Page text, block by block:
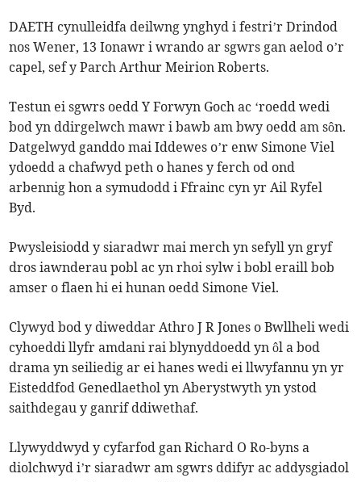
DAETH cynulleidfa deilwng ynghyd i festri’r Drindod
nos Wener, 13 Ionawr i wrando ar sgwrs gan aelod o’r
capel, sef y Parch Arthur Meirion Roberts.
Testun ei sgwrs oedd Y Forwyn Goch ac ‘roedd wedi
bod yn ddirgelwch mawr i bawb am bwy oedd am sôn.
Datgelwyd ganddo mai Iddewes o’r enw Simone Viel
ydoedd a chafwyd peth o hanes y ferch od ond
arbennig hon a symudodd i Ffrainc cyn yr Ail Ryfel
Byd.
Pwysleisiodd y siaradwr mai merch yn sefyll yn gryf
dros iawnderau pobl ac yn rhoi sylw i bobl eraill bob
amser o flaen hi ei hunan oedd Simone Viel.
Clywyd bod y diweddar Athro J R Jones o Bwllheli wedi
cyhoeddi llyfr amdani rai blynyddoedd yn ôl a bod
drama yn seiliedig ar ei hanes wedi ei llwyfannu yn yr
Eisteddfod Genedlaethol yn Aberystwyth yn ystod
saithdegau y ganrif ddiwethaf.
Llywyddwyd y cyfarfod gan Richard O Ro-byns a
diolchwyd i’r siaradwr am sgwrs ddifyr ac addysgiadol